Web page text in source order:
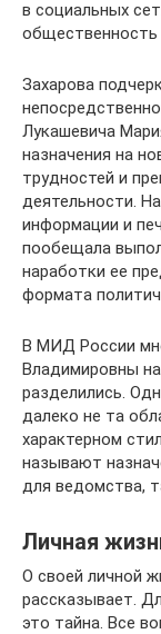
в социальных
Захарова
Лукашевича
назначения на
трудностей и
деятельности.
информации и
пообещала
наработки ее
формата
В МИД России
Владимировны
разделились.
далеко не та
характерном
называют
для ведомства,
Личная
О своей личной
рассказывает.
это тайна. Все